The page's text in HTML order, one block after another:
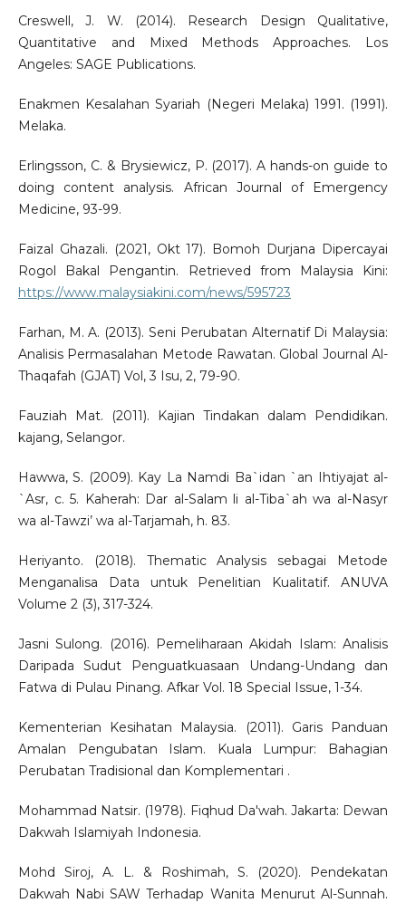
Creswell, J. W. (2014). Research Design Qualitative,
Quantitative and Mixed Methods Approaches. Los
Angeles: SAGE Publications.
Enakmen Kesalahan Syariah (Negeri Melaka) 1991. (1991).
Melaka.
Erlingsson, C. & Brysiewicz, P. (2017). A hands-on guide to
doing content analysis. African Journal of Emergency
Medicine, 93-99.
Faizal Ghazali. (2021, Okt 17). Bomoh Durjana Dipercayai
Rogol Bakal Pengantin. Retrieved from Malaysia Kini:
https://www.malaysiakini.com/news/595723
Farhan, M. A. (2013). Seni Perubatan Alternatif Di Malaysia:
Analisis Permasalahan Metode Rawatan. Global Journal Al-
Thaqafah (GJAT) Vol, 3 Isu, 2, 79-90.
Fauziah Mat. (2011). Kajian Tindakan dalam Pendidikan.
kajang, Selangor.
Hawwa, S. (2009). Kay La Namdi Ba`idan `an Ihtiyajat al-
`Asr, c. 5. Kaherah: Dar al-Salam li al-Tiba`ah wa al-Nasyr
wa al-Tawzi’ wa al-Tarjamah, h. 83.
Heriyanto. (2018). Thematic Analysis sebagai Metode
Menganalisa Data untuk Penelitian Kualitatif. ANUVA
Volume 2 (3), 317-324.
Jasni Sulong. (2016). Pemeliharaan Akidah Islam: Analisis
Daripada Sudut Penguatkuasaan Undang-Undang dan
Fatwa di Pulau Pinang. Afkar Vol. 18 Special Issue, 1-34.
Kementerian Kesihatan Malaysia. (2011). Garis Panduan
Amalan Pengubatan Islam. Kuala Lumpur: Bahagian
Perubatan Tradisional dan Komplementari .
Mohammad Natsir. (1978). Fiqhud Da'wah. Jakarta: Dewan
Dakwah Islamiyah Indonesia.
Mohd Siroj, A. L. & Roshimah, S. (2020). Pendekatan
Dakwah Nabi SAW Terhadap Wanita Menurut Al-Sunnah.